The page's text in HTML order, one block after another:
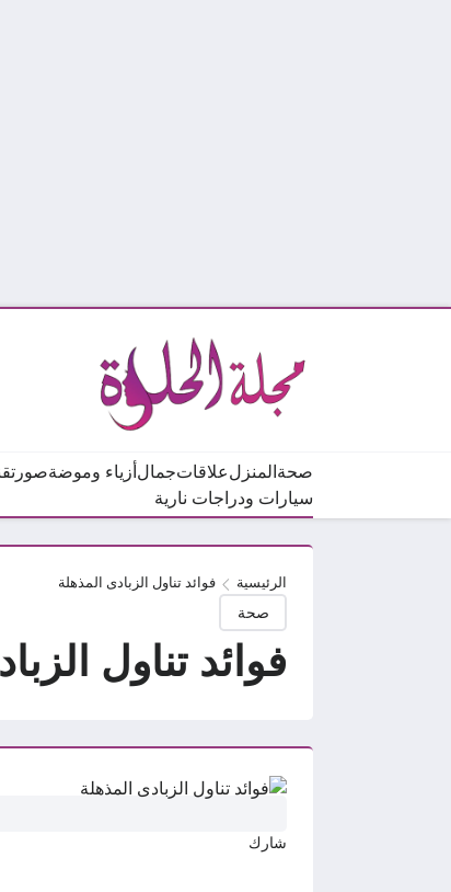
صحة المنزلعلاقاتجمال أزياء وموضةصور
سيارات ودراجات نارية
الرئيسية فوائد تناول الزبادى المذهلة
صحة
فوائد تناول
شارك